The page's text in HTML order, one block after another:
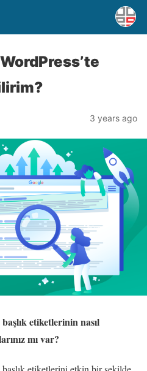
3 years ago
etiketlerinin nasıl
mı var?